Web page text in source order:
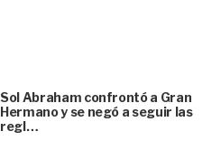
Sol Abraham confrontó a Gran
Hermano y se negó a seguir las
regl…